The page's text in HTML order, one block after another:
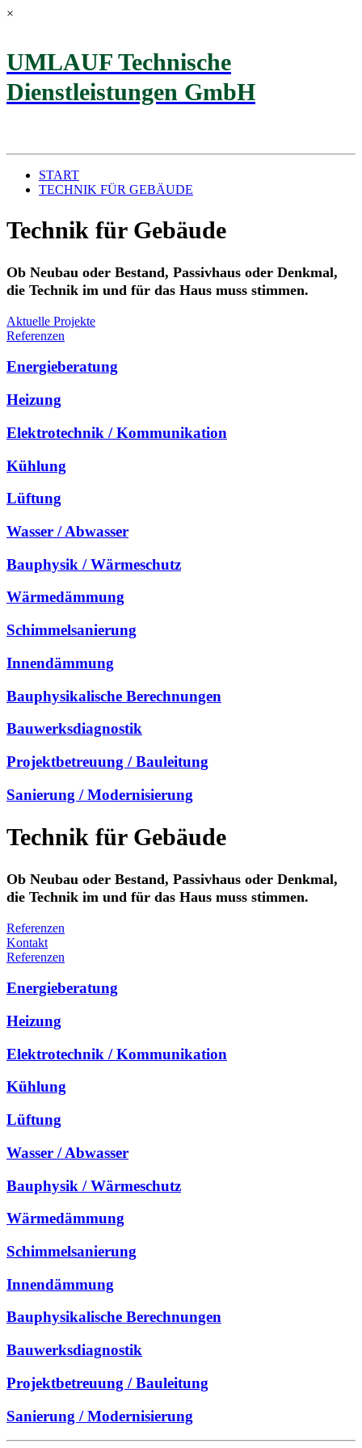
×
UMLAUF Technische
Dienstleistungen GmbH
START
TECHNIK FÜR GEBÄUDE
Technik für Gebäude
Ob Neubau oder Bestand, Passivhaus oder Denkmal,
die Technik im und für das Haus muss stimmen.
Aktuelle Projekte
Referenzen
Energieberatung
Heizung
Elektrotechnik / Kommunikation
Kühlung
Lüftung
Wasser / Abwasser
Bauphysik / Wärmeschutz
Wärmedämmung
Schimmelsanierung
Innendämmung
Bauphysikalische Berechnungen
Bauwerksdiagnostik
Projektbetreuung / Bauleitung
Sanierung / Modernisierung
Technik für Gebäude
Ob Neubau oder Bestand, Passivhaus oder Denkmal,
die Technik im und für das Haus muss stimmen.
Referenzen
Kontakt
Referenzen
Energieberatung
Heizung
Elektrotechnik / Kommunikation
Kühlung
Lüftung
Wasser / Abwasser
Bauphysik / Wärmeschutz
Wärmedämmung
Schimmelsanierung
Innendämmung
Bauphysikalische Berechnungen
Bauwerksdiagnostik
Projektbetreuung / Bauleitung
Sanierung / Modernisierung